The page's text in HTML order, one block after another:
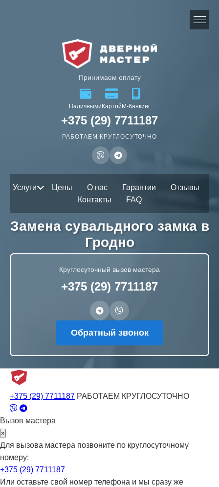
Принимаем оплату
Наличными Картой М-банкинг
+375 (29) 7711187
РАБОТАЕМ КРУГЛОСУТОЧНО
Услуги Цены О нас Гарантии
Отзывы
Контакты
FAQ
Замена сувальдного замка в
Гродно
Круглосуточный вызов мастера
+375 (29) 7711187
Обратный звонок
+375 (29) 7711187 РАБОТАЕМ КРУГЛОСУТОЧНО
Вызов мастера
×
Для вызова мастера позвоните по круглосуточному
номеру:
+375 (29) 7711187
Или оставьте свой номер телефона и мы сразу же